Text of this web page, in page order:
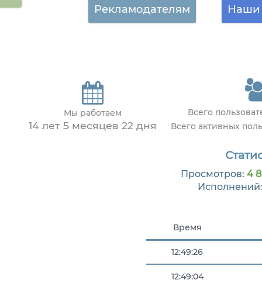
Рекламодателям Наши
Мы работаем
14 лет 5 месяцев 22 дня
Всего
Всего активных
Просмотров: 4
Время
12:49:26
12:49:04